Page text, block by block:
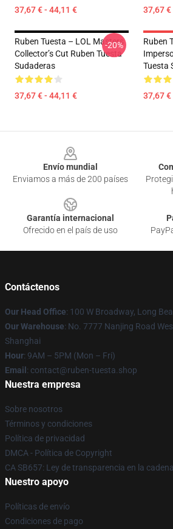
37,67 € - 44,11 € 37,67 €
Ruben Tuesta – LOL Masters
Collector’s Cut Ruben Tuesta
Sudaderas
37,67 € - 44,11 €
-20%
Ruben
Tuesta
37,67 €
Envío mundial
Enviamos a más de 200 países
Garantía internacional
Ofrecido en el país de uso
Contáctenos
Our Head Office: 100 W Broadway, Long
Our Warehouse: No. 7777 Nanjing Road
Shanghai
Hour: 9AM – 5PM (Mon – Fri)
Email : contact@ruben-tuesta.shop
Nuestra empresa
Sobre nosotros
Términos y condiciones
Política de privacidad
DMCA - Política de Copyright
CA SB657: Ley de transparencia en la
Nuestro apoyo
Políticas de envío
Condiciones de pago